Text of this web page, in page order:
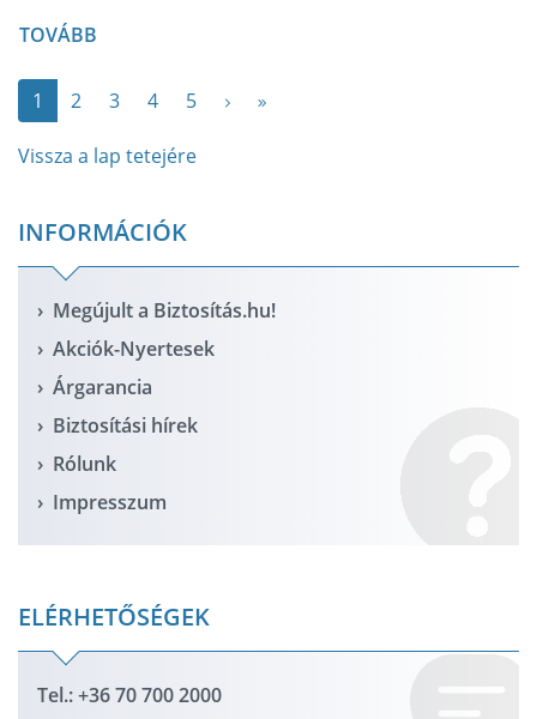
TOVÁBB
1 2 3 4 5
Vissza a lap tetejére
INFORMÁCIÓK
Megújult a Biztosítás.hu!
Akciók-Nyertesek
Árgarancia
Biztosítási hírek
Rólunk
Impresszum
ELÉRHETŐSÉGEK
Tel.: +36 70 700 2000